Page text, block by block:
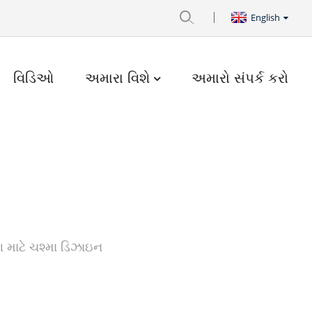
English
વિડિઓ અમારા વિશે અમારો સંપર્ક કરો
માટે ચશ્મા ડિઝાઇન